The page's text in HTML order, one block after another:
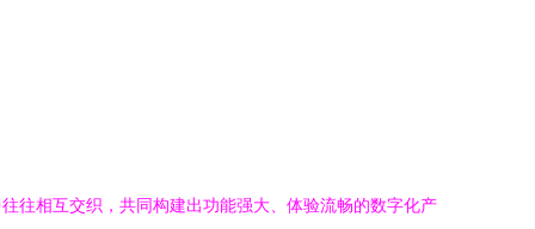
往相互交织，共同构建出功能强大、体验流畅的数字化产